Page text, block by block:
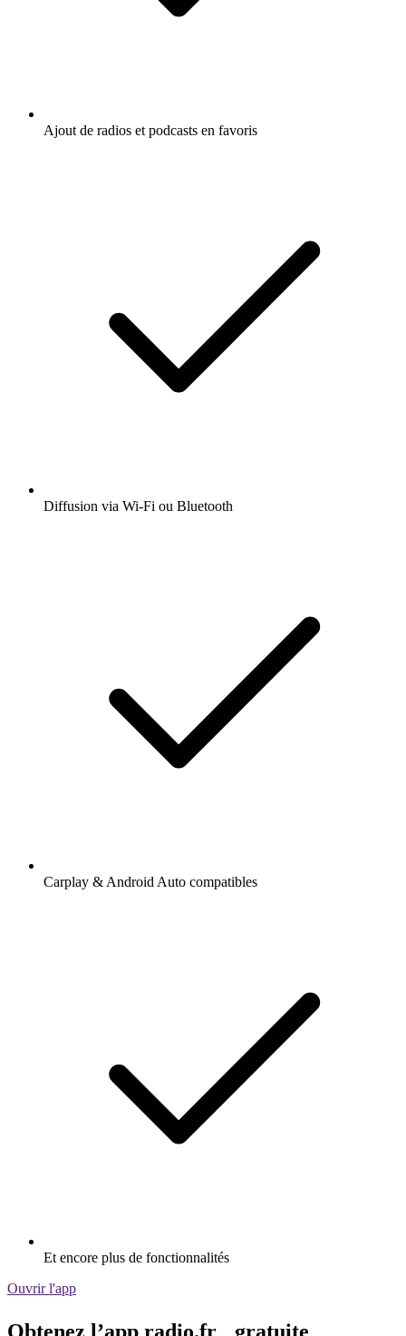
Ajout de radios et podcasts en favoris
Diffusion via Wi-Fi ou Bluetooth
Carplay & Android Auto compatibles
Et encore plus de fonctionnalités
Ouvrir l'app